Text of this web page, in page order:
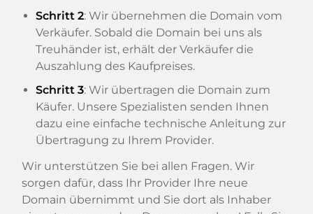
Schritt 2: Wir übernehmen die Domain vom
Verkäufer. Sobald die Domain bei uns als
Treuhänder ist, erhält der Verkäufer die
Auszahlung des Kaufpreises.
Schritt 3: Wir übertragen die Domain zum
Käufer. Unsere Spezialisten senden Ihnen
dazu eine einfache technische Anleitung zur
Übertragung zu Ihrem Provider.
Wir unterstützen Sie bei allen Fragen. Wir
sorgen dafür, dass Ihr Provider Ihre neue
Domain übernimmt und Sie dort als Inhaber